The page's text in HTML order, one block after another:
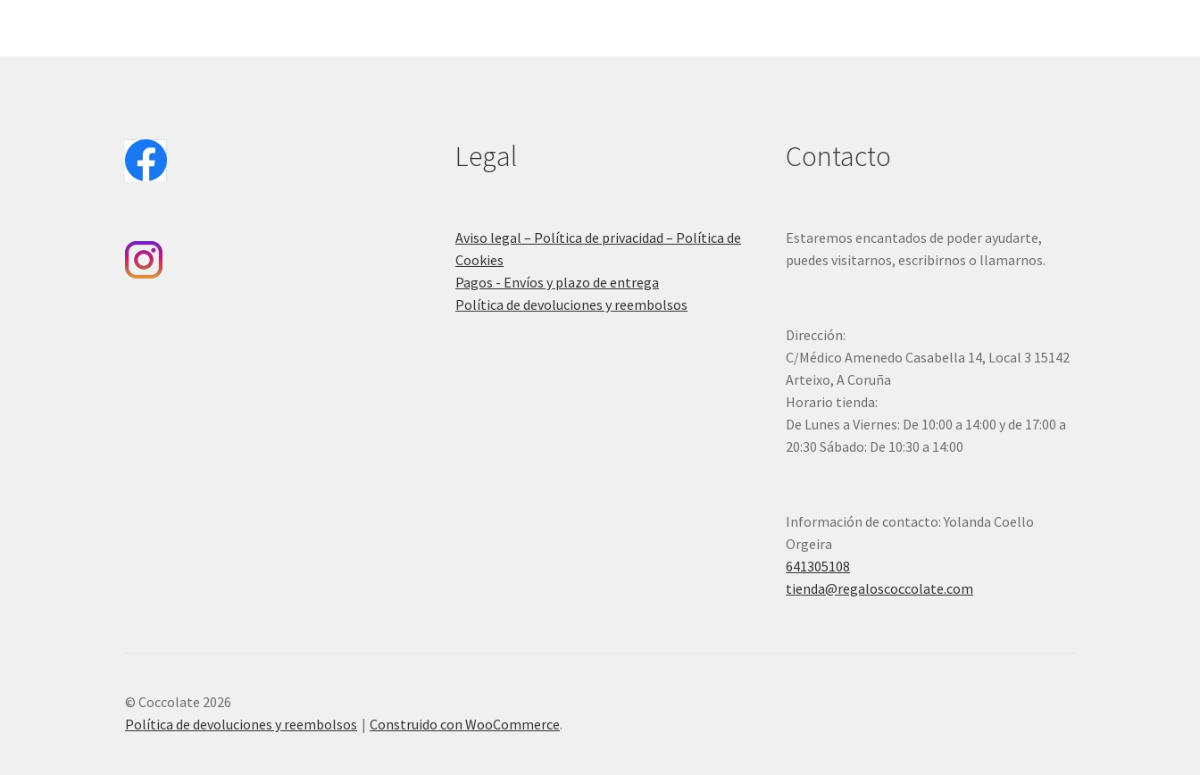
Legal
Aviso legal – Política de privacidad – Política de
Cookies
Pagos - Envíos y plazo de entrega
Política de devoluciones y reembolsos
Contacto
Estaremos encantados de poder ayudarte,
puedes visitarnos, escribirnos o llamarnos.
Dirección:
C/Médico Amenedo Casabella 14, Local 3 15142
Arteixo, A Coruña
Horario tienda:
De Lunes a Viernes: De 10:00 a 14:00 y de 17:00 a
20:30 Sábado: De 10:30 a 14:00
Información de contacto: Yolanda Coello
Orgeira
641305108
tienda@regaloscoccolate.com
© Coccolate 2026
Política de devoluciones y reembolsos
Construido con WooCommerce.